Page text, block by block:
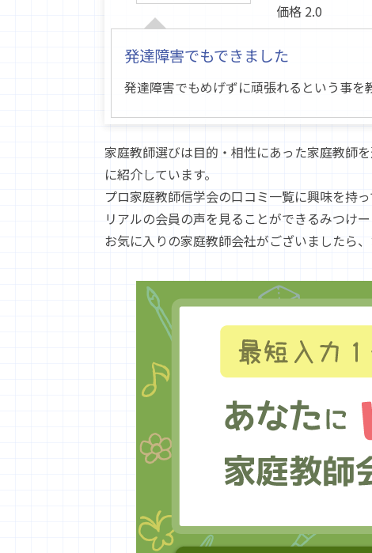
価格 2.0
発達障害でもできました
発達障害でもめげずに頑張れるという事を
家庭教師選びは目的・相性にあった家庭教師
に紹介しています。
プロ家庭教師信学会の口コミ一覧に興味を持
リアルの会員の声を見ることができるみつけ
お気に入りの家庭教師会社がございましたら